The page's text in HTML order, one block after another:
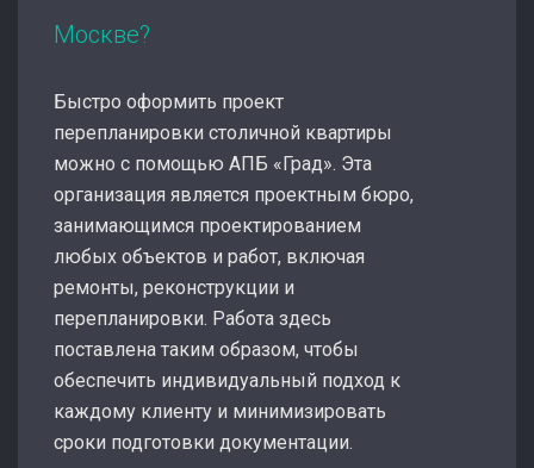
Москве?
Быстро оформить проект
перепланировки столичной квартиры
можно с помощью АПБ «Град». Эта
организация является проектным бюро,
занимающимся проектированием
любых объектов и работ, включая
ремонты, реконструкции и
перепланировки. Работа здесь
поставлена таким образом, чтобы
обеспечить индивидуальный подход к
каждому клиенту и минимизировать
сроки подготовки документации.